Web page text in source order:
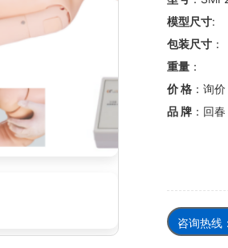
模型尺寸:
包装尺寸 ：
重量 ：
价 格 ：询价
品 牌 ：回春
咨询热线